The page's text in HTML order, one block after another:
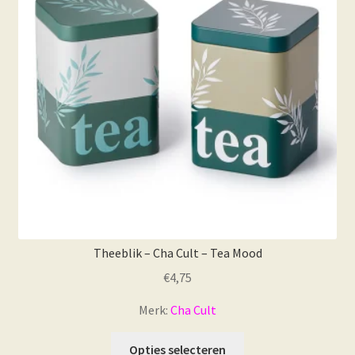
worden
op
de
Theeblik – Cha Cult – Tea Mood
€4,75
Merk: Cha Cult
Opties selecteren